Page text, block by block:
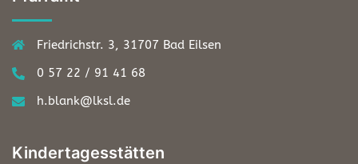
Friedrichstr. 3, 31707 Bad Eilsen
0 57 22 / 91 41 68
h.blank@lksl.de
Kindertagesstätten